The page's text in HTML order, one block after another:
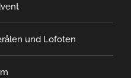
und Lofoten